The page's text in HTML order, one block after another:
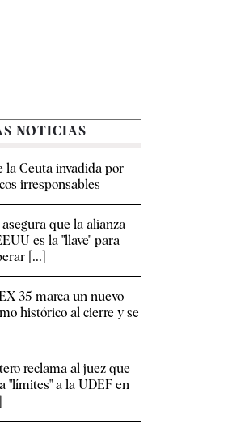
NOTICIAS
la Ceuta invadida por
irresponsables
que la alianza
es la "llave" para
[...]
35 marca un nuevo
histórico al cierre y se
reclama al juez que
"límites" a la UDEF en